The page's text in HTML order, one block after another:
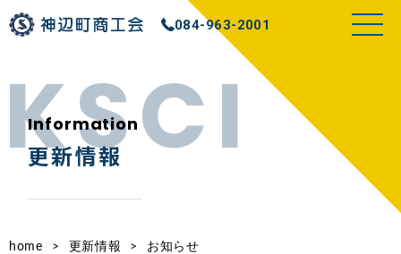
084-963-2001
Information
更新情報
home > 更新情報 > お知らせ